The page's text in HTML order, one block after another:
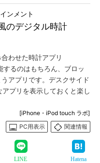
のデジタル時計
ンメント
わせた時計アプリ
するのはもちろん、ブロッ
アプリです。デスクサイド
プリを表示しておくと楽し
[iPhone・iPod touch ラボ]
PC用表示
関連情報
LINE Hatena